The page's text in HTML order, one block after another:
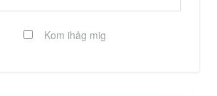
Kom ihåg mig